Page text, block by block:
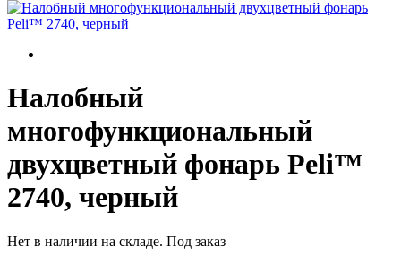
Налобный
многофункциональный
двухцветный фонарь Peli™
2740, черный
Нет в наличии на складе. Под заказ